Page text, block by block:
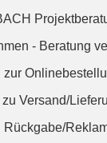
- Beratung
zur
zu Versand/
Rückgabe/